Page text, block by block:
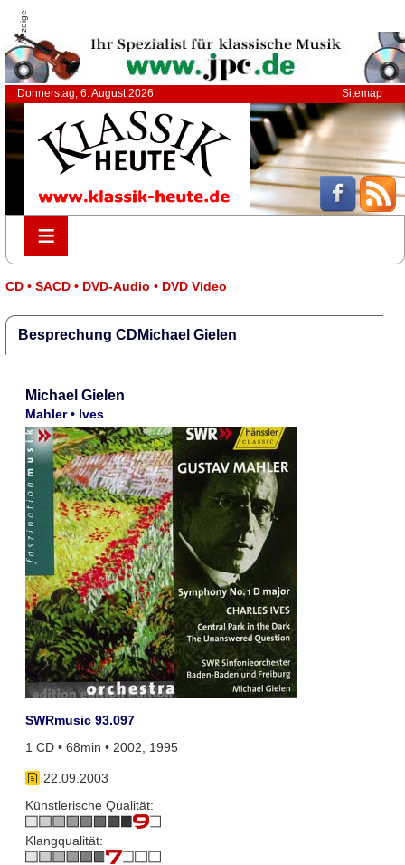
Anzeige
Donnerstag, 6. August 2026 Sitemap
≡
≡
CD • SACD • DVD-Audio • DVD Video
Besprechung CDMichael Gielen
Michael Gielen
Mahler • Ives
SWRmusic 93.097
1 CD • 68min • 2002, 1995
22.09.2003
Künstlerische Qualität:
Klangqualität: